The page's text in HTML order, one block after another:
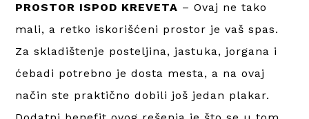
PROSTOR ISPOD KREVETA – Ovaj ne tako
mali, a retko iskorišćeni prostor je vaš spas.
Za skladištenje posteljina, jastuka, jorgana i
ćebadi potrebno je dosta mesta, a na ovaj
način ste praktično dobili još jedan plakar.